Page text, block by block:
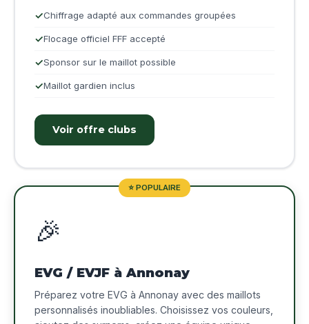
Chiffrage adapté aux commandes groupées
Flocage officiel FFF accepté
Sponsor sur le maillot possible
Maillot gardien inclus
Voir offre clubs
⭐ POPULAIRE
🎉
EVG / EVJF à Annonay
Préparez votre EVG à Annonay avec des maillots
personnalisés inoubliables. Choisissez vos couleurs,